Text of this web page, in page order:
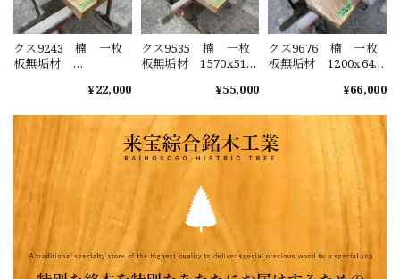
クス9243 楠 一枚
板無垢材
イニングテーブル
板 樟 くすのき
¥22,000
クス9535 楠 一枚
板無垢材 1570x510-
ンター ローテーブ
ル 天板 樟 くす
のき
¥55,000
クス9676 楠 一枚
板無垢材 1200x640-
ニングテーブル ロ
樟 くすのき
¥66,000